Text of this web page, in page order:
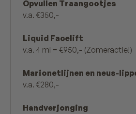
Opvullen Traangootjes
v.a. €350,-
Liquid Facelift
v.a. 4 ml = €950,- (Zomeractie!)
Marionetlijnen en neus-
v.a. €280,-
Handverjonging